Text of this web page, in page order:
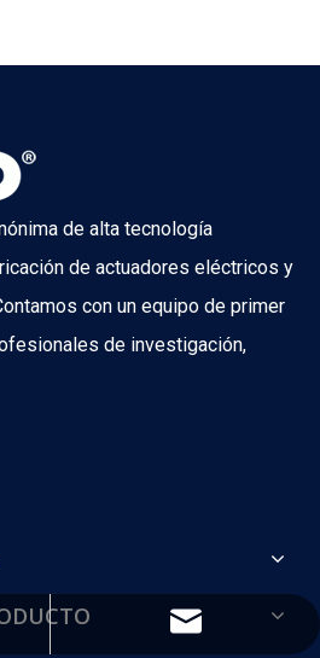
control valve loses power? A
de alta tecnología
de actuadores eléctricos y
con un equipo de primer
de investigación,
22-2764-6507
info@kld.cn